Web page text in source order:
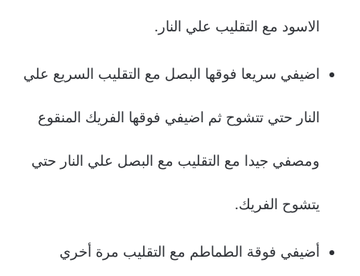
الاسود مع التقليب علي النار.
اضيفي سريعا فوقها البصل مع التقليب السريع علي
النار حتي تتشوح ثم اضيفي فوقها الفريك المنقوع
ومصفي جيدا مع التقليب مع البصل علي النار حتي
يتشوح الفريك.
أضيفي فوقة الطماطم مع التقليب مرة أخري